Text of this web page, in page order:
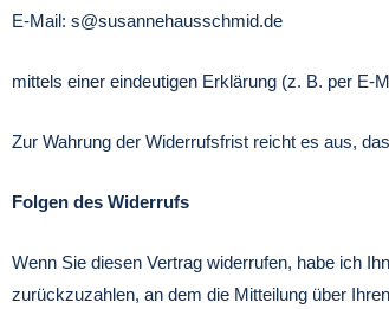
E-Mail: s@susannehausschmid.de
mittels einer eindeutigen Erklärung (z. B. per E-
Zur Wahrung der Widerrufsfrist reicht es aus,
Folgen des Widerrufs
Wenn Sie diesen Vertrag widerrufen, habe ich
zurückzuzahlen, an dem die Mitteilung über